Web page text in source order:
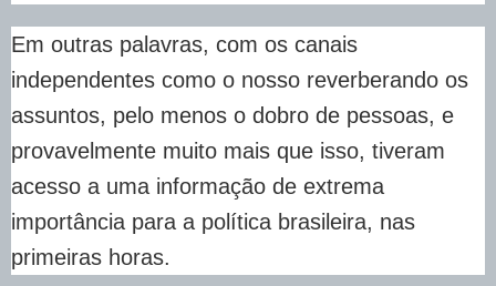
Em outras palavras, com os canais
independentes como o nosso reverberando os
assuntos, pelo menos o dobro de pessoas, e
provavelmente muito mais que isso, tiveram
acesso a uma informação de extrema
importância para a política brasileira, nas
primeiras horas.